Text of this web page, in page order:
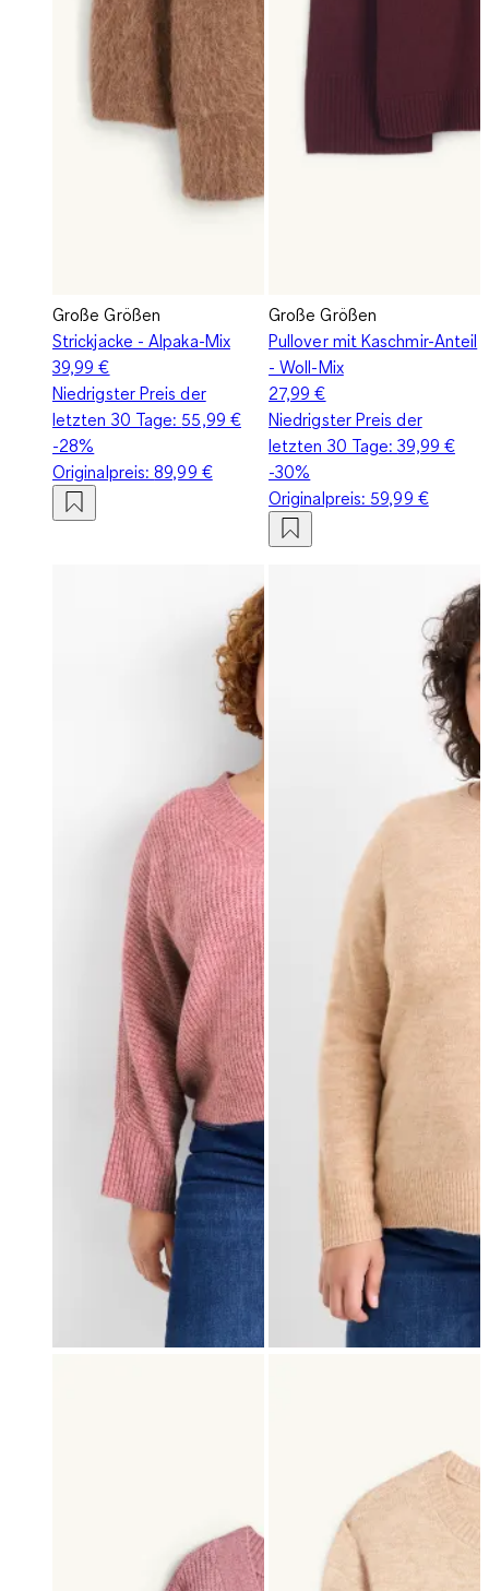
Große Größen
Strickjacke - Alpaka-Mix
39,99 €
Niedrigster Preis der
letzten 30 Tage: 55,99 €
-28%
Originalpreis:89,99 €
Große Größen
Pullover mit Kaschmir-Anteil
- Woll-Mix
27,99 €
Niedrigster Preis der
letzten 30 Tage:39,99 €
-30%
Originalpreis: 59,99 €